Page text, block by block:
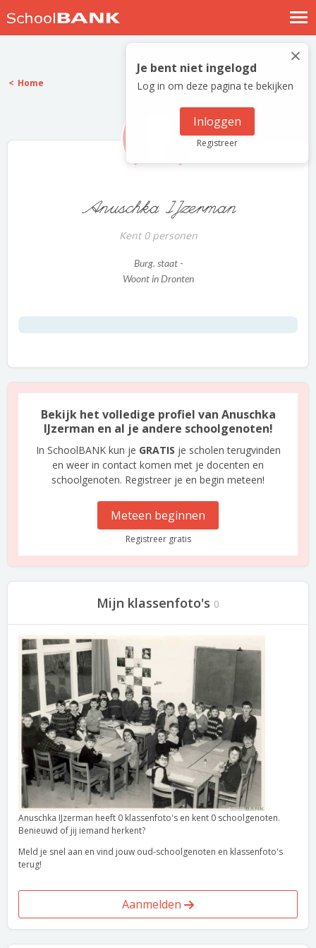
Nostalgische verhalen
Log in
Meld je gratis aan
×
Je bent niet ingelogd
Log in om deze pagina te bekijken
Inloggen
Registreer
Home
Anuschka IJzerman
Kent 0 personen
Burg. staat -
Woont in Dronten
Bekijk het volledige profiel van Anuschka
IJzerman en al je andere schoolgenoten!
In SchoolBANK kun je GRATIS je scholen terugvinden
en weer in contact komen met je docenten en
schoolgenoten. Registreer je en begin meteen!
Meteen beginnen
Registreer gratis
Mijn klassenfoto's 0
Anuschka IJzerman heeft 0 klassenfoto's en kent 0 schoolgenoten.
Benieuwd of jij iemand herkent?
Meld je snel aan en vind jouw oud-schoolgenoten en klassenfoto's
terug!
Aanmelden